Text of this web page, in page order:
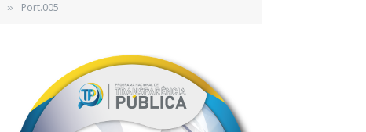
» Port.005